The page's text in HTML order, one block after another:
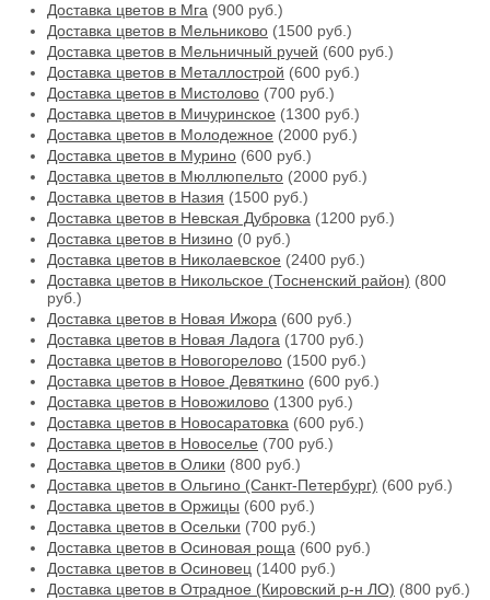
Доставка цветов в Мга (900 руб.)
Доставка цветов в Мельниково (1500 руб.)
Доставка цветов в Мельничный ручей (600 руб.)
Доставка цветов в Металлострой (600 руб.)
Доставка цветов в Мистолово (700 руб.)
Доставка цветов в Мичуринское (1300 руб.)
Доставка цветов в Молодежное (2000 руб.)
Доставка цветов в Мурино (600 руб.)
Доставка цветов в Мюллюпельто (2000 руб.)
Доставка цветов в Назия (1500 руб.)
Доставка цветов в Невская Дубровка (1200 руб.)
Доставка цветов в Низино (0 руб.)
Доставка цветов в Николаевское (2400 руб.)
Доставка цветов в Никольское (Тосненский район) (800
руб.)
Доставка цветов в Новая Ижора (600 руб.)
Доставка цветов в Новая Ладога (1700 руб.)
Доставка цветов в Новогорелово (1500 руб.)
Доставка цветов в Новое Девяткино (600 руб.)
Доставка цветов в Новожилово (1300 руб.)
Доставка цветов в Новосаратовка (600 руб.)
Доставка цветов в Новоселье (700 руб.)
Доставка цветов в Олики (800 руб.)
Доставка цветов в Ольгино (Санкт-Петербург) (600 руб.)
Доставка цветов в Оржицы (600 руб.)
Доставка цветов в Осельки (700 руб.)
Доставка цветов в Осиновая роща (600 руб.)
Доставка цветов в Осиновец (1400 руб.)
Доставка цветов в Отрадное (Кировский р-н ЛО) (800 руб.)